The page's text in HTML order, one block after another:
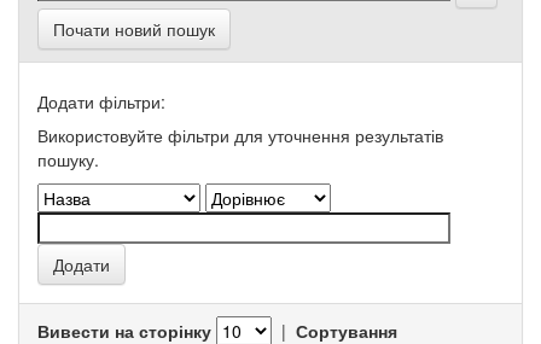
Почати новий пошук
Додати фільтри:
Використовуйте фільтри для уточнення результатів
пошуку.
Вивести на сторінку | Сортування